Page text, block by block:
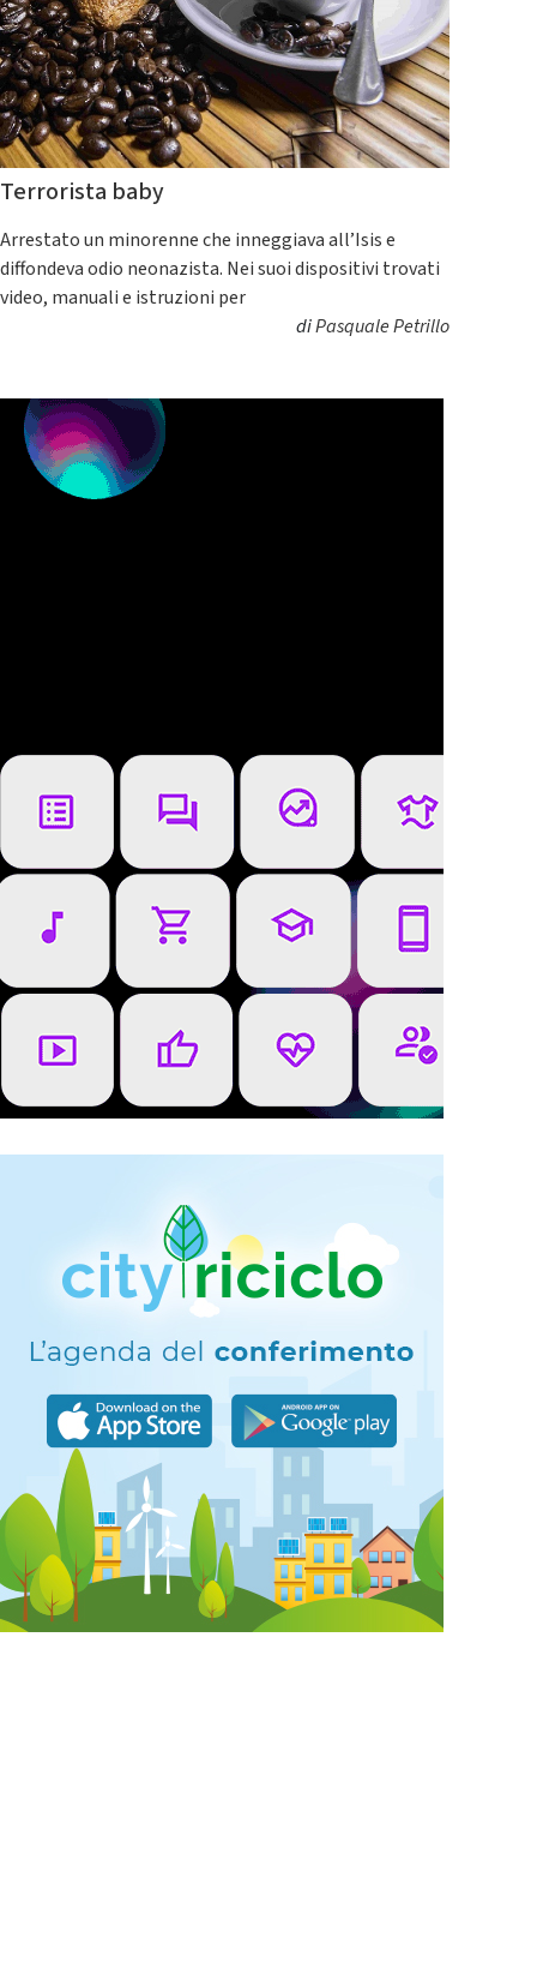
Terrorista baby
Arrestato un minorenne che inneggiava all’Isis e
diffondeva odio neonazista. Nei suoi dispositivi trovati
video, manuali e istruzioni per
diPasquale Petrillo